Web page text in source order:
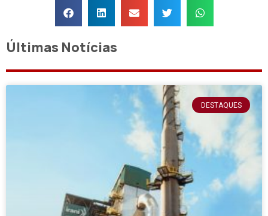
Últimas Notícias
DESTAQUES